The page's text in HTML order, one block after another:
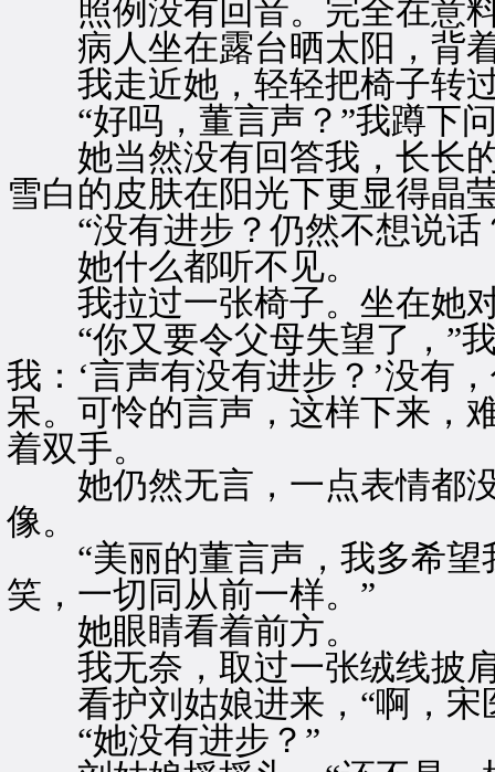
照例没有回音。完全在意
病人坐在露台晒太阳，背
我走近她，轻轻把椅子转
“好吗，董言声？”我蹲下
她当然没有回答我，长长的
雪白的皮肤在阳光下更显得晶
“没有进步？仍然不想说话
她什么都听不见。
我拉过一张椅子。坐在她
“你又要令父母失望了，”我
我：‘言声有没有进步？’没有
呆。可怜的言声，这样下来，
着双手。
她仍然无言，一点表情都没
像。
“美丽的董言声，我多希望
笑，一切同从前一样。”
她眼睛看着前方。
我无奈，取过一张绒线披肩
看护刘姑娘进来，“啊，宋
“她没有进步？”